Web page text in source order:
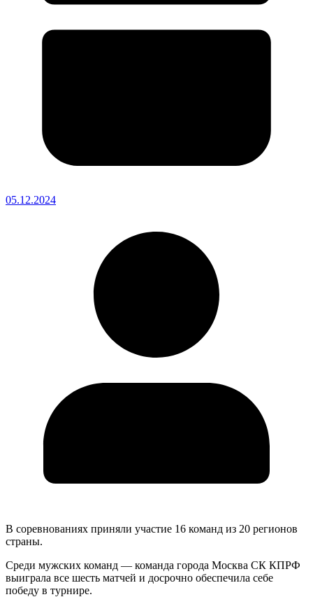
05.12.2024
В соревнованиях приняли участие 16 команд из 20 регионов
страны.
Среди мужских команд — команда города Москва СК КПРФ
выиграла все шесть матчей и досрочно обеспечила себе
победу в турнире.